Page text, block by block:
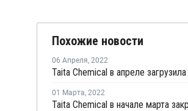
Похожие новости
06 Апреля, 2022
01 Марта, 2022